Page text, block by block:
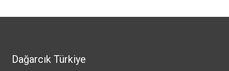
Dağarcık Türkiye